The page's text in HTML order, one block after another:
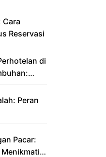
Cara
Reservasi
di
Peran
Pacar: